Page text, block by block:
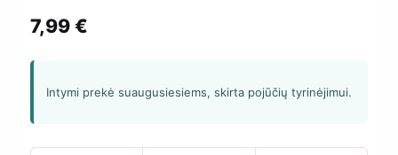
7,99€
Intymi prekė suaugusiesiems, skirta pojūčių tyrinėjimui.